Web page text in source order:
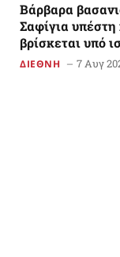
Βάρβαρα
Σαφίγια
βρίσκεται υπό
ΔΙΕΘΝΗ 7 Αυγ